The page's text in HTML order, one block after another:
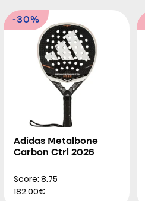
-30%
Adidas Metalbone
Carbon Ctrl 2026
Score: 8.75
182.00€